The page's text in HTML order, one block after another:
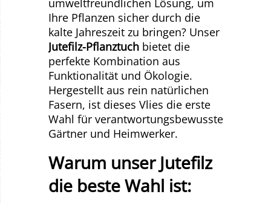
Ihre Pflanzen sicher durch die
kalte Jahreszeit zu bringen? Unser
Jutefilz-Pflanztuch bietet die
perfekte Kombination aus
Funktionalität und Ökologie.
Hergestellt aus rein natürlichen
Fasern, ist dieses Vlies die erste
Wahl für verantwortungsbewusste
Gärtner und Heimwerker.
Warum unser Jutefilz
die beste Wahl ist: